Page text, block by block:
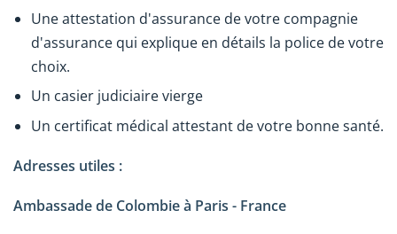
Une attestation d'assurance de votre compagnie
d'assurance qui explique en détails la police de votre
choix.
Un casier judiciaire vierge
Un certificat médical attestant de votre bonne santé.
Adresses utiles :
Ambassade de Colombie à Paris - France